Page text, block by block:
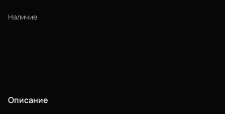
Наличие
Описание